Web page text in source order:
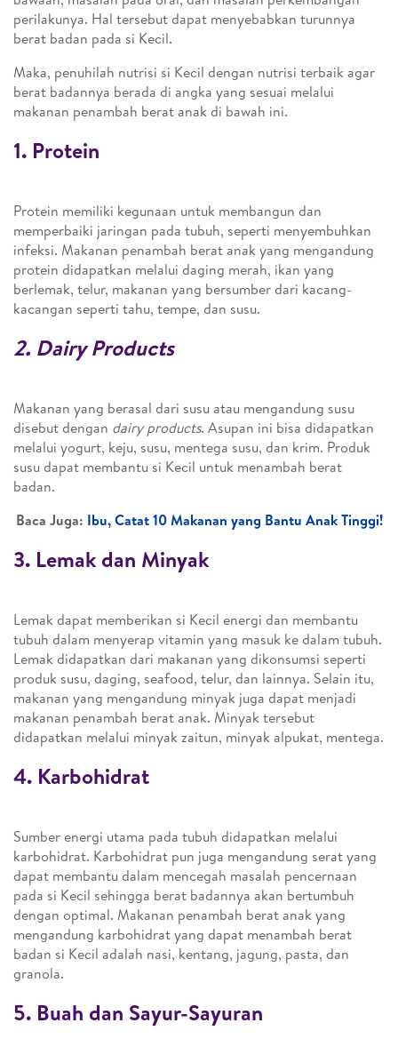
perilakunya. Hal tersebut dapat menyebabkan turunnya
berat badan pada si Kecil.
Maka, penuhilah nutrisi si Kecil dengan nutrisi terbaik agar
berat badannya berada di angka yang sesuai melalui
makanan penambah berat anak di bawah ini.
1. Protein
Protein memiliki kegunaan untuk membangun dan
memperbaiki jaringan pada tubuh, seperti menyembuhkan
infeksi. Makanan penambah berat anak yang mengandung
protein didapatkan melalui daging merah, ikan yang
berlemak, telur, makanan yang bersumber dari kacang-
kacangan seperti tahu, tempe, dan susu.
2. Dairy Products
Makanan yang berasal dari susu atau mengandung susu
disebut dengan dairy products. Asupan ini bisa didapatkan
melalui yogurt, keju, susu, mentega susu, dan krim. Produk
susu dapat membantu si Kecil untuk menambah berat
badan.
Baca Juga: Ibu, Catat 10 Makanan yang Bantu Anak Tinggi!
3. Lemak dan Minyak
Lemak dapat memberikan si Kecil energi dan membantu
tubuh dalam menyerap vitamin yang masuk ke dalam tubuh.
Lemak didapatkan dari makanan yang dikonsumsi seperti
produk susu, daging, seafood, telur, dan lainnya. Selain itu,
makanan yang mengandung minyak juga dapat menjadi
makanan penambah berat anak. Minyak tersebut
didapatkan melalui minyak zaitun, minyak alpukat, mentega.
4. Karbohidrat
Sumber energi utama pada tubuh didapatkan melalui
karbohidrat. Karbohidrat pun juga mengandung serat yang
dapat membantu dalam mencegah masalah pencernaan
pada si Kecil sehingga berat badannya akan bertumbuh
dengan optimal. Makanan penambah berat anak yang
mengandung karbohidrat yang dapat menambah berat
badan si Kecil adalah nasi, kentang, jagung, pasta, dan
granola.
5. Buah dan Sayur-Sayuran